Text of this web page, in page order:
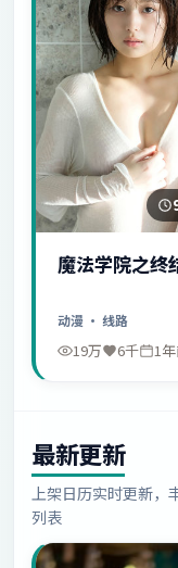
魔法学院之终
动漫 · 线路
19万 6千 1
最新更新
上架日历实时更新，
列表